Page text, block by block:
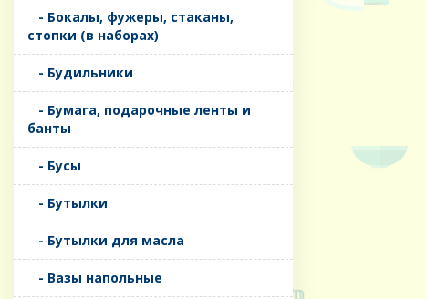
- Бокалы, фужеры, стаканы,
стопки (в наборах)
- Будильники
- Бумага, подарочные ленты и
банты
- Бусы
- Бутылки
- Бутылки для масла
- Вазы напольные